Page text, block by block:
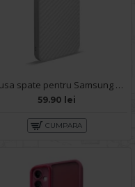
Husa spate pentru Samsung Galaxy A14- Lys case Alb
59.90 lei
CUMPARA